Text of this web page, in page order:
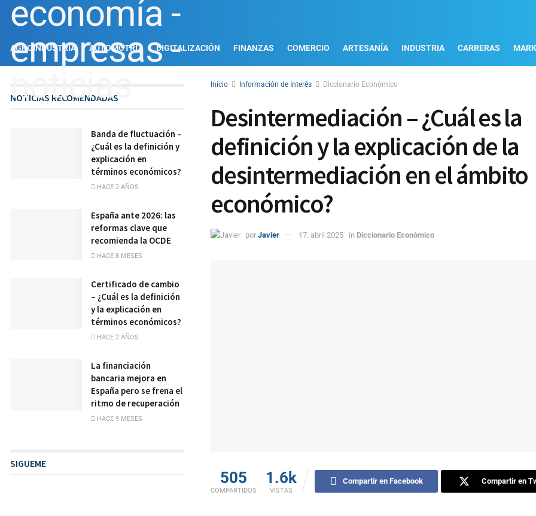
AGROINDUSTRIA AUTOMOTRIZ DIGITALIZACIÓN FINANZAS COMERCIO ARTESANÍA INDUSTRIA CARRERAS
Inicio Información de Interés Diccionario Económico
Desintermediación – ¿Cuál es la
definición y la explicación de la
desintermediación en el ámbito
económico?
por Javier 17. abril 2025 in Diccionario Económico
505
COMPARTIDOS
1.6k
VISTAS
Compartir en Facebook Compartir en
NOTICIAS RECOMENDADAS
Banda de fluctuación –
¿Cuál es la definición y
explicación en
términos económicos?
HACE 2 AÑOS
España ante 2026: las
reformas clave que
recomienda la OCDE
HACE 8 MESES
Certificado de cambio
– ¿Cuál es la definición
y la explicación en
términos económicos?
HACE 2 AÑOS
La financiación
bancaria mejora en
España pero se frena el
ritmo de recuperación
HACE 9 MESES
SIGUEME